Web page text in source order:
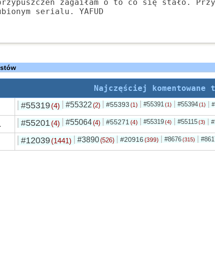
zagaiłam o to co się stało.
serialu. YAFUD
Najczęściej komentowane
#55319 (4) #55322 (2) #55393 (1) #55391 (1) #55394 (1)
#55201 (4) #55064(4) #55271 (4) #55319 (4) #55115 (3)
#12039 (1441) #3890(526) #20916 (399) #8676 (315)